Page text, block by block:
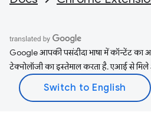
Google आपकी पसंदीदा भाषा में कॉन्टेंट का
टेक्नोलॉजी का इस्तेमाल करता है. एआई से मिले